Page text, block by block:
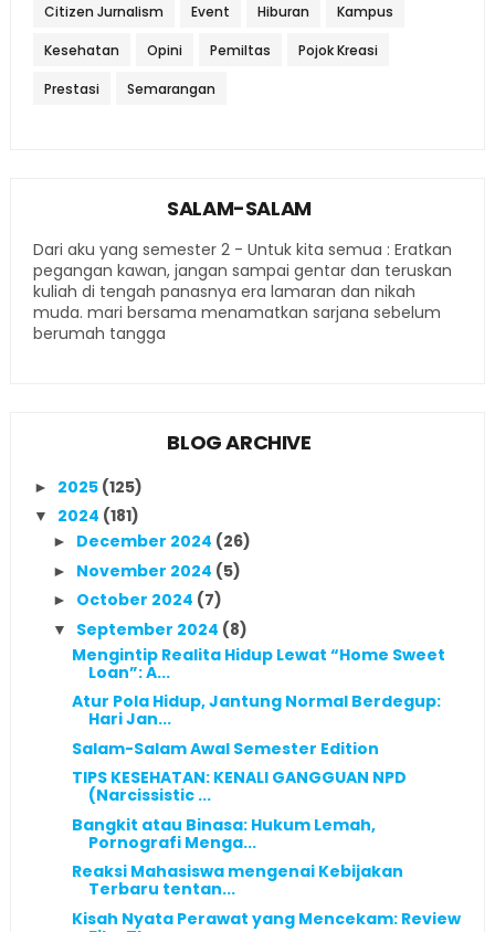
Citizen Jurnalism Event Hiburan Kampus
Kesehatan Opini Pemiltas Pojok Kreasi
Prestasi Semarangan
SALAM-SALAM
Dari aku yang semester 2 - Untuk kita semua : Eratkan
pegangan kawan, jangan sampai gentar dan teruskan
kuliah di tengah panasnya era lamaran dan nikah
muda. mari bersama menamatkan sarjana sebelum
berumah tangga
BLOG ARCHIVE
► 2025 (125)
▼ 2024 (181)
► December 2024 (26)
► November 2024 (5)
► October 2024 (7)
▼ September 2024 (8)
Mengintip Realita Hidup Lewat “Home Sweet
Loan”: A...
Atur Pola Hidup, Jantung Normal Berdegup:
Hari Jan...
Salam-Salam Awal Semester Edition
TIPS KESEHATAN: KENALI GANGGUAN NPD
(Narcissistic ...
Bangkit atau Binasa: Hukum Lemah,
Pornografi Menga...
Reaksi Mahasiswa mengenai Kebijakan
Terbaru tentan...
Kisah Nyata Perawat yang Mencekam: Review